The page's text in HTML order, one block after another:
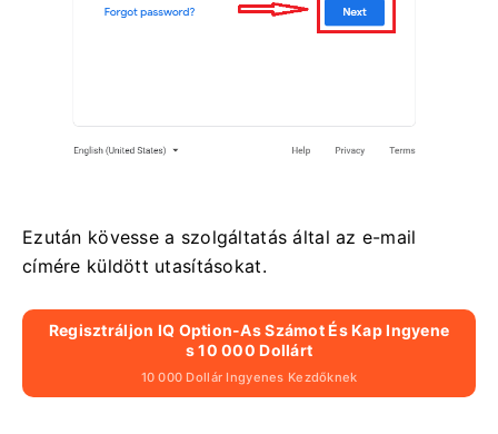
Ezután kövesse a szolgáltatás által az e-mail
címére küldött utasításokat.
Regisztráljon IQ Option-As Számot És Kap Ingyene
S 10 000 Dollárt
10 000 Dollár Ingyenes Kezdőknek